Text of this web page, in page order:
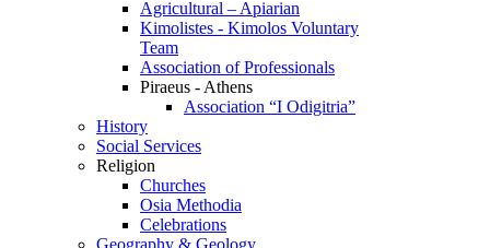
Agricultural – Apiarian
Kimolistes - Kimolos Voluntary
Team
Association of Professionals
Piraeus - Athens
Association “I Odigitria”
History
Social Services
Religion
Churches
Osia Methodia
Celebrations
Geography & Geology